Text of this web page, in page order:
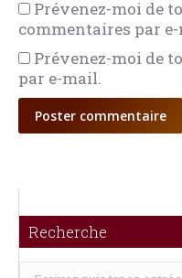
Prévenez-moi de
commentaires par
Prévenez-moi de
par e-mail.
Poster commentaire
Recherche
Recherche